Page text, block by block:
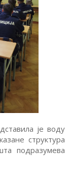
је воду
структура
подразумева